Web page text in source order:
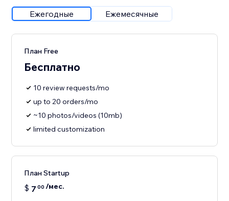
Ежегодные Ежемесячные
План Free
Бесплатно
10 review requests/mo
up to 20 orders/mo
~10 photos/videos (10mb)
limited customization
План Startup
$ 7 00 /мес.